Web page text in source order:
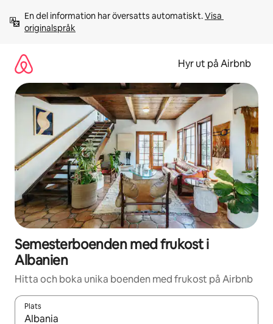
innehåll
En del information har översatts automatiskt. Visa
originalspråk
Hyr ut på Airbnb
Semesterboenden med frukost i
Albanien
Hitta och boka unika boenden med frukost på Airbnb
Plats
När resultaten är tillgängliga kan du navigera med upp- och